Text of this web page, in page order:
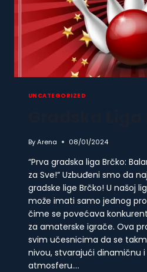
UNCATEGORIZED
ByArena 08/01/2024
“Prva gradska liga Brčko:
za Sve!” Uzbuđeni smo da
gradske lige Brčko! U našoj
može imati samo jednog
čime se povećava
za amaterske igrače. Ova
svim učesnicima da se
nivou, stvarajući dinamičnu i
atmosferu….